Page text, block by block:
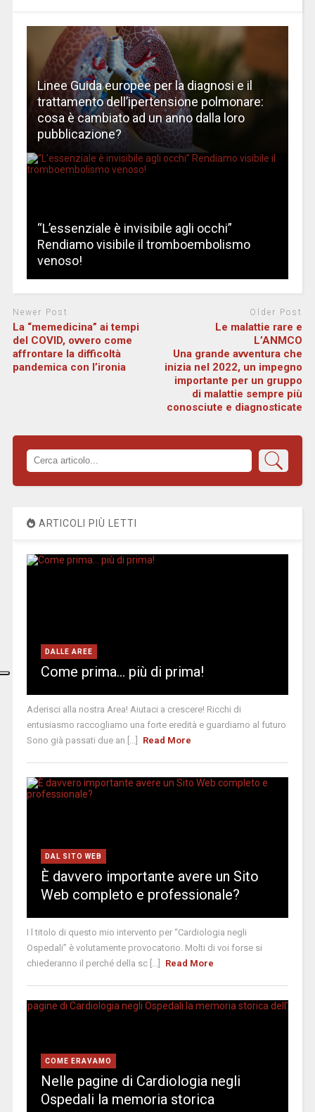
Linee Guida europee per la diagnosi e il
trattamento dell’ipertensione polmonare:
cosa è cambiato ad un anno dalla loro
pubblicazione?
“L’essenziale è invisibile agli occhi”
Rendiamo visibile il tromboembolismo
venoso!
Newer Post
La “memedicina” ai tempi
del COVID, ovvero come
affrontare la difficoltà
pandemica con l’ironia
Older Post
Le malattie rare e
L’ANMCO
Una grande avventura che
inizia nel 2022, un impegno
importante per un gruppo
di malattie sempre più
conosciute e diagnosticate
ARTICOLI PIÙ LETTI
DALLE AREE
Come prima… più di prima!
Aderisci alla nostra Area! Aiutaci a crescere! Ricchi di
entusiasmo raccogliamo una forte eredità e guardiamo al futuro
Sono già passati due an [...]
Read More
DAL SITO WEB
È davvero importante avere un Sito
Web completo e professionale?
I l titolo di questo mio intervento per “Cardiologia negli
Ospedali” è volutamente provocatorio. Molti di voi forse si
chiederanno il perché della sc [...]
Read More
COME ERAVAMO
Nelle pagine di Cardiologia negli
Ospedali la memoria storica